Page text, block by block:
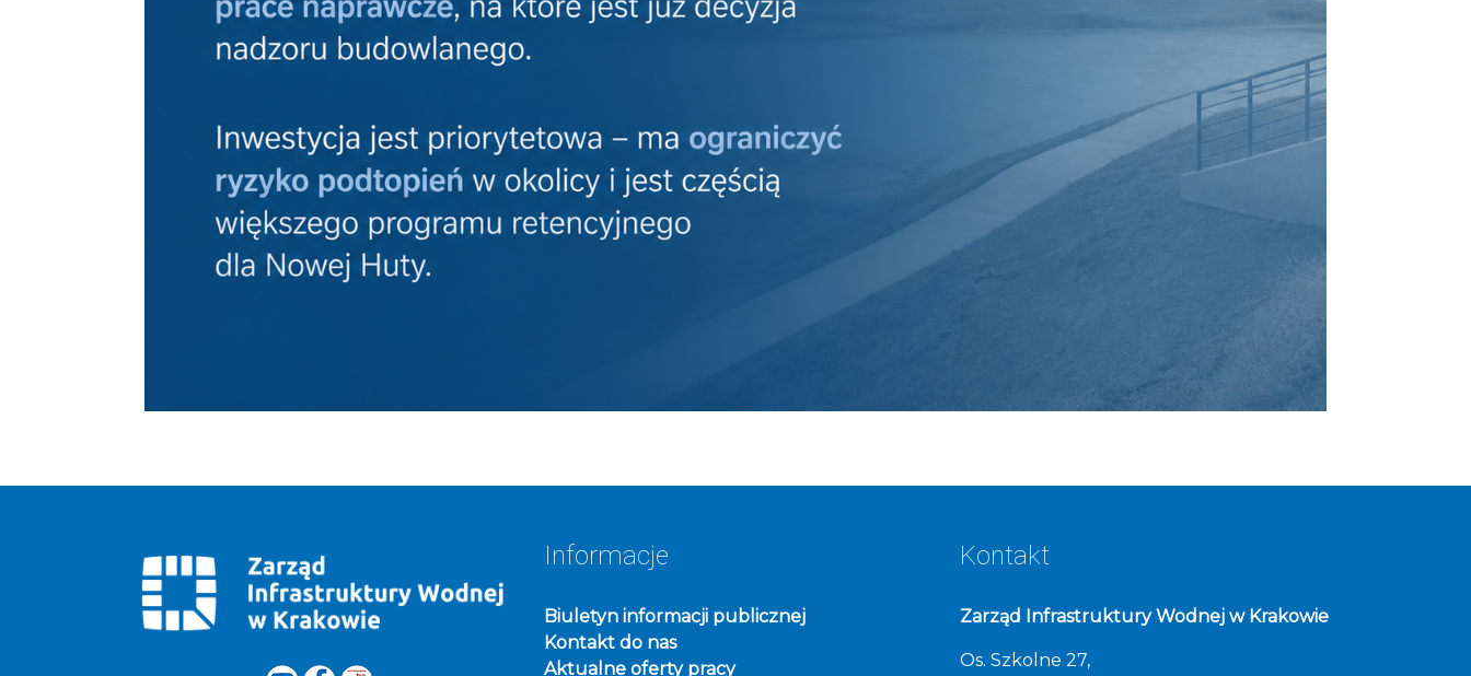
Informacje
Biuletyn informacji publicznej
Kontakt do nas
Aktualne oferty pracy
Kontakt
Zarząd Infrastruktury Wodnej w Krakowie
Os. Szkolne 27,